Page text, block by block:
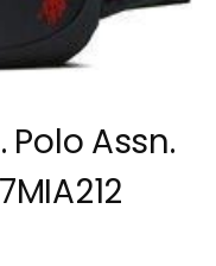
Polo Assn.